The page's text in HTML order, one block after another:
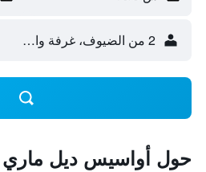
2 من الضيوف، غرفة واحدة
حول أواسيس ديل ماري